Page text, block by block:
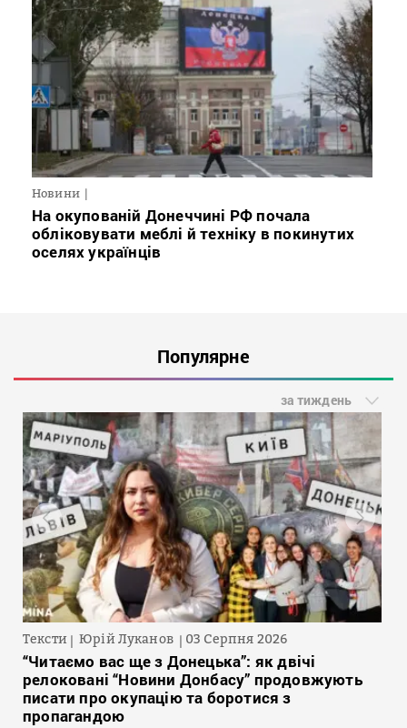
Новини
На окупованій Донеччині РФ почала
обліковувати меблі й техніку в покинутих
оселях українців
Популярне
за тиждень
Тексти Юрій Луканов 03 Серпня 2026
“Читаємо вас ще з Донецька”: як двічі
релоковані “Новини Донбасу” продовжують
писати про окупацію та боротися з
пропагандою